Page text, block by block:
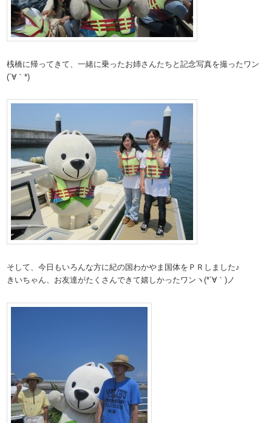
桟橋に帰ってきて、一緒に乗ったお姉さんたちと記念写真を撮ったワン
(´∀｀*)
そして、今日もいろんな方に紀の国わかやま国体をＰＲしました♪
きいちゃん、お友達がたくさんできて嬉しかったワンヽ(*´∀｀)ノ